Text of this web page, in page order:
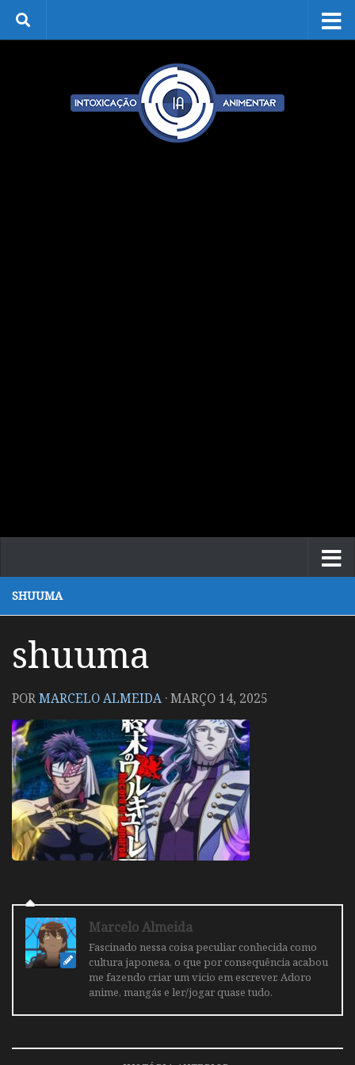
Skip to content
SHUUMA
shuuma
PORMARCELO ALMEIDA ·MARÇO 14, 2025
Marcelo Almeida
Fascinado nessa coisa peculiar conhecida como
cultura japonesa, o que por consequência acabou
me fazendo criar um vicio em escrever. Adoro
anime, mangás e ler/jogar quase tudo.